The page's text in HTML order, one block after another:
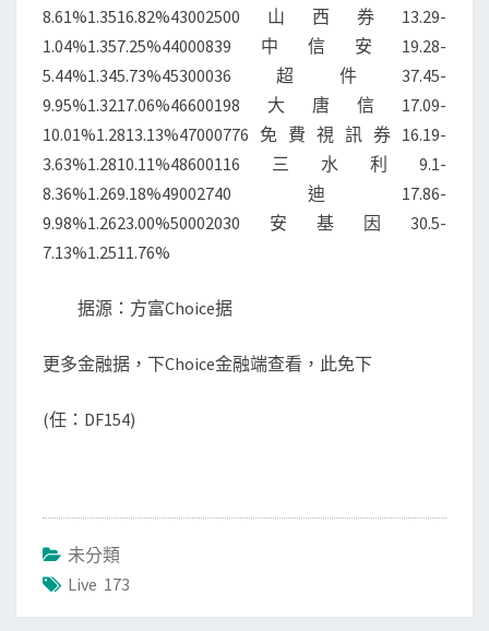
8.61%1.3516.82%43002500山西券13.29-
1.04%1.357.25%44000839中信安19.28-
5.44%1.345.73%45300036超件37.45-
9.95%1.3217.06%46600198大唐信17.09-
10.01%1.2813.13%47000776免費視訊券16.19-
3.63%1.2810.11%48600116三水利9.1-
8.36%1.269.18%49002740迪17.86-
9.98%1.2623.00%50002030安基因30.5-
7.13%1.2511.76%
据源：方富Choice据
更多金融据，下Choice金融端查看，此免下
(任：DF154)
未分類
Live 173